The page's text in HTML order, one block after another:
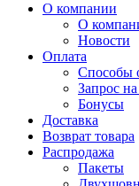
О компании
О
Новости
Оплата
Способы
Запрос
Бонусы
Доставка
Возврат товара
Распродажа
Пакеты